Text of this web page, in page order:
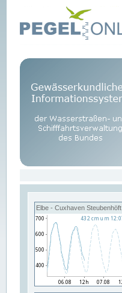
Elbe - Cuxhaven Steubenhöft